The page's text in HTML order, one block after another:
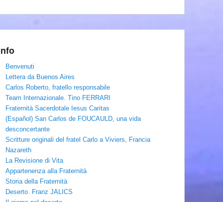
Benvenuti
Lettera da Buenos Aires
Carlos Roberto, fratello responsabile
Team Internazionale. Tino FERRARI
Fraternità Sacerdotale Iesus Caritas
(Español) San Carlos de FOUCAULD, una vida
desconcertante
Scritture originali del fratel Carlo a Viviers, Francia
Nazareth
La Revisione di Vita
Appartenenza alla Fraternità
Storia della Fraternità
Deserto. Franz JALICS